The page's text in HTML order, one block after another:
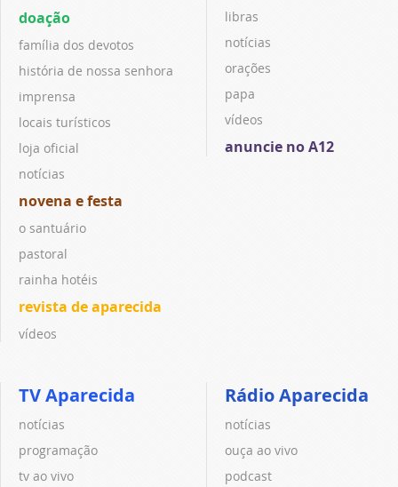
doação
família dos devotos
história de nossa senhora
imprensa
locais turísticos
loja oficial
notícias
novena e festa
o santuário
pastoral
rainha hotéis
revista de aparecida
vídeos
libras
notícias
orações
papa
vídeos
anuncie no A12
TV Aparecida
notícias
programação
tv ao vivo
Rádio Aparecida
notícias
ouça ao vivo
podcast